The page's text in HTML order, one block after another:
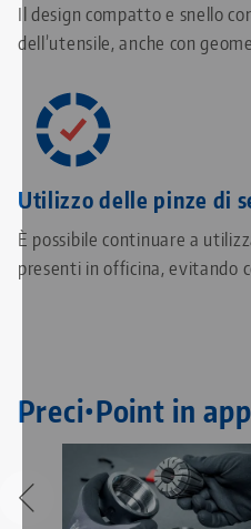
Il design compatto e snello
dell’utensile, anche con
Utilizzo delle pinze di
È possibile continuare a
presenti in officina, evitando
Preci•Point in